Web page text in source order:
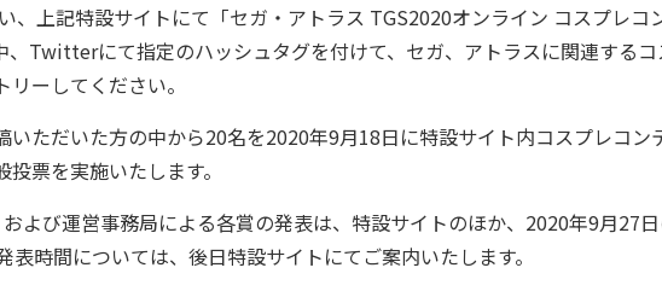
上記特設サイトにて「セガ・アトラス TGS2020オンライン コスプレコ
、Twitterにて指定のハッシュタグを付けて、セガ、アトラスに関連する
ーしてください。
ただいた方の中から20名を2020年9月18日に特設サイト内コスプレコン
票を実施いたします。
よび運営事務局による各賞の発表は、特設サイトのほか、2020年9月27
表時間については、後日特設サイトにてご案内いたします。